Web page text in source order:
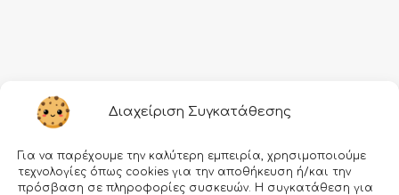
Διαχείριση Συγκατάθεσης
Για να παρέχουμε την καλύτερη εμπειρία, χρησιμοποιούμε
τεχνολογίες όπως cookies για την αποθήκευση ή/και την
πρόσβαση σε πληροφορίες συσκευών. Η συγκατάθεση για
Πληροφορίες
Τρόποι πληρωμής
Όροι χρήσης